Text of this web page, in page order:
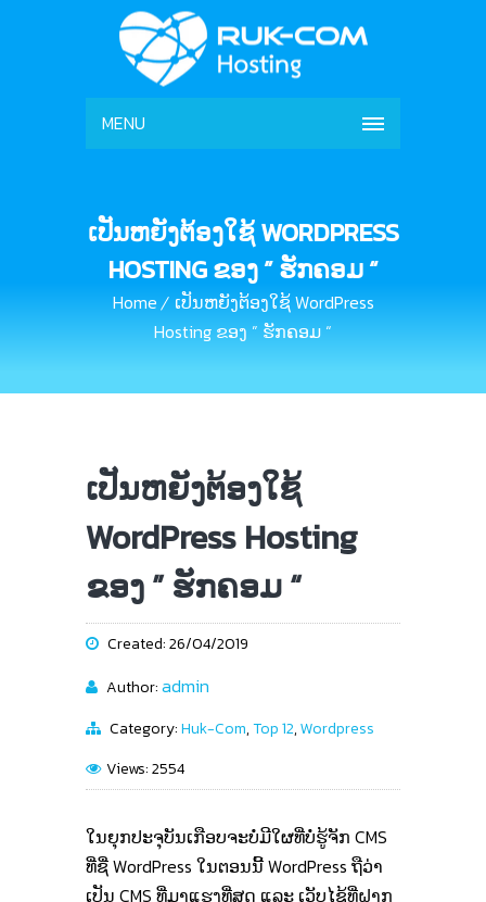
MENU
ເປັນຫຍັງຕ້ອງໃຊ້ WORDPRESS
HOSTING ຂອງ ” ຮັກຄອມ “
Home
ເປັນຫຍັງຕ້ອງໃຊ້ WordPress
Hosting ຂອງ ” ຮັກຄອມ “
ເປັນຫຍັງຕ້ອງໃຊ້
WordPress Hosting
ຂອງ ” ຮັກຄອມ “
Created: 26/04/2019
Author:admin
Category:Huk-Com,Top 12,Wordpress
Views: 2554
ໃນຍຸກປະຈຸບັນເກືອບຈະບໍ່ມີໃຜທີ່ບໍ່ຮູ້ຈັກ CMS
ທີ່ຊື່ WordPress ໃນຕອນນີ້ WordPress ຖືວ່າ
ເປັນ CMS ທີ່ມາແຮງທີ່ສຸດ ແລະ ເວັບໄຊ້ທີ່ຝາກ